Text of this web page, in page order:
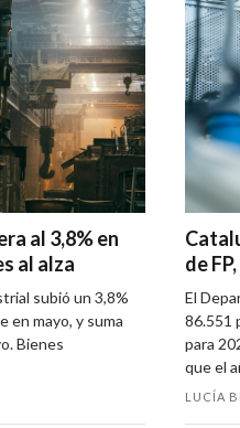
al 3,8% en
al alza
subió un 3,8%
en mayo, y suma
Bienes
de
El
86.551
para
que el
LUCÍA